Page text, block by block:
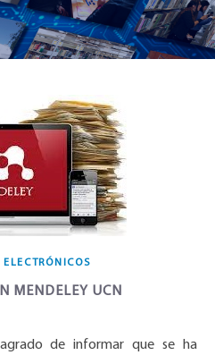
ELECTRÓNICOS
MENDELEY UCN